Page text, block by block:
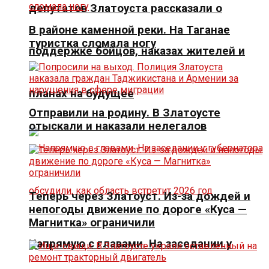
депутатов Златоуста рассказали о
поддержке бойцов, наказах жителей и
планах на будущее
Напрямую с главами. На заседании у
В районе каменной реки. На Таганае
туристка сломала ногу
Отправили на родину. В Златоусте
отыскали и наказали нелегалов
Теперь через Златоуст. Из-за дождей и
непогоды движение по дороге «Куса —
Магнитка» ограничили